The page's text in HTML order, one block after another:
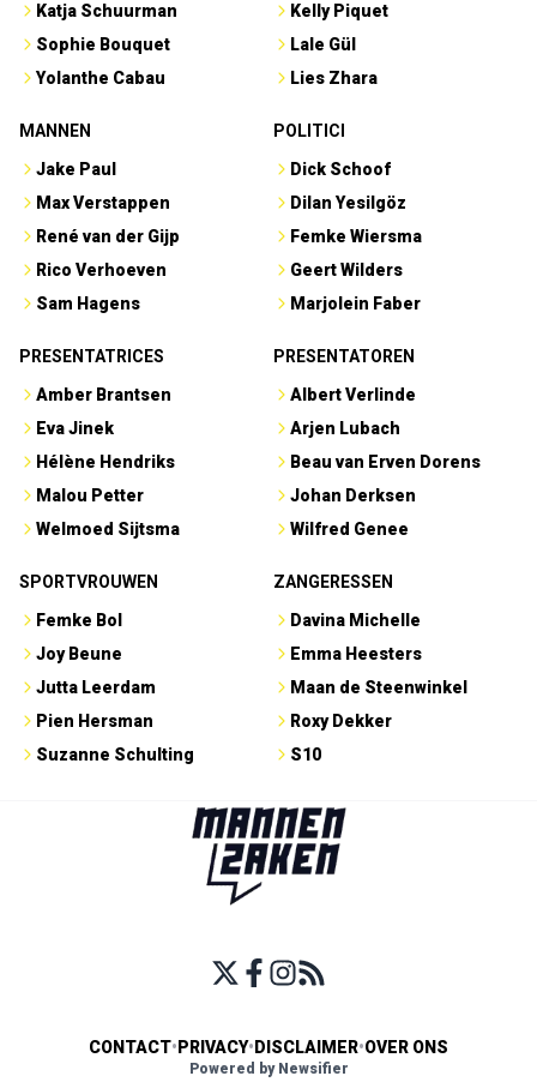
Katja Schuurman
Sophie Bouquet
Yolanthe Cabau
Kelly Piquet
Lale Gül
Lies Zhara
MANNEN
Jake Paul
Max Verstappen
René van der Gijp
Rico Verhoeven
Sam Hagens
POLITICI
Dick Schoof
Dilan Yesilgöz
Femke Wiersma
Geert Wilders
Marjolein Faber
PRESENTATRICES
Amber Brantsen
Eva Jinek
Hélène Hendriks
Malou Petter
Welmoed Sijtsma
PRESENTATOREN
Albert Verlinde
Arjen Lubach
Beau van Erven Dorens
Johan Derksen
Wilfred Genee
SPORTVROUWEN
Femke Bol
Joy Beune
Jutta Leerdam
Pien Hersman
Suzanne Schulting
ZANGERESSEN
Davina Michelle
Emma Heesters
Maan de Steenwinkel
Roxy Dekker
S10
CONTACT• PRIVACY• DISCLAIMER•OVER ONS
Powered by Newsifier